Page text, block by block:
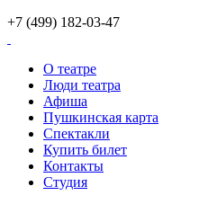
+7 (499) 182-03-47
О театре
Люди театра
Афиша
Пушкинская карта
Спектакли
Купить билет
Контакты
Студия